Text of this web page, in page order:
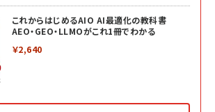
これからはじめるAIO AI最適化の教科書
AEO・GEO・LLMOがこれ1冊でわかる
￥2,640